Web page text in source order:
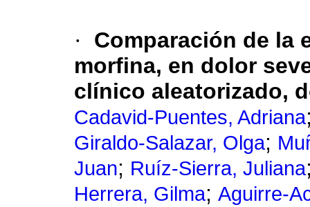
·
Comparación de la
morfina, en dolor
clínico aleatorizado,
Cadavid-Puentes, Adriana
Giraldo-Salazar, Olga;
Juan; Ruíz-Sierra, Juliana
Herrera, Gilma; Aguirre-